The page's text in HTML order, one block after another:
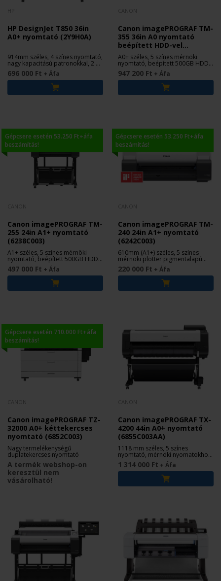
HP DesignJet T850 36in
A0+ nyomtató (2Y9H0A)
914mm széles, 4 színes nyomtató,
nagy kapacitású patronokkal, 2 év
garanciával
696 000 Ft + Áfa
Canon imagePROGRAF TM-
355 36in A0 nyomtató
beépített HDD-vel
(6244C003)
A0+ széles, 5 színes mérnöki
nyomtató, beépített 500GB HDD-
vel
947 200 Ft + Áfa
Gépcsere esetén 53.250 Ft+áfa
beszámítás!
Canon imagePROGRAF TM-
255 24in A1+ nyomtató
(6238C003)
A1+ széles, 5 színes mérnöki
nyomtató, beépített 500GB HDD-
vel
497 000 Ft + Áfa
Gépcsere esetén 53.250 Ft+áfa
beszámítás!
Canon imagePROGRAF TM-
240 24in A1+ nyomtató
(6242C003)
610mm (A1+) széles, 5 színes
mérnöki plotter pigmentalapú
tintával
220 000 Ft + Áfa
Gépcsere esetén 710.000 Ft+áfa
beszámítás!
Canon imagePROGRAF TZ-
32000 A0+ kéttekercses
nyomtató (6852C003)
Nagy termelékenységű
duplatekercses nyomtató
A termék webshop-on
keresztül nem
vásárolható!
Canon imagePROGRAF TX-
4200 44in A0+ nyomtató
(6855C003AA)
1118 mm széles, 5 színes
nyomtató, mérnöki nyomatokhoz,
grafikákhoz
1 314 000 Ft + Áfa